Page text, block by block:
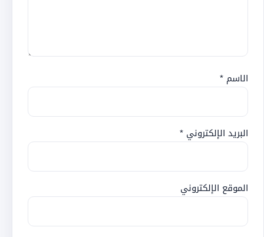
الاسم *
البريد الإلكتروني *
الموقع الإلكتروني